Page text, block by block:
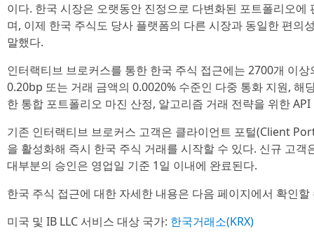
이다. 한국 시장은 오랫동안 진정으로 다변화된 포트폴리오
며, 이제 한국 주식도 당사 플랫폼의 다른 시장과 동일한 편의
말했다.
인터랙티브 브로커스를 통한 한국 주식 접근에는 2700개 이
0.20bp 또는 거래 금액의 0.0020% 수준인 다중 통화 지원, 해
한 통합 포트폴리오 마진 산정, 알고리즘 거래 전략을 위한
기존 인터랙티브 브로커스 고객은 클라이언트 포털(Client
을 활성화해 즉시 한국 주식 거래를 시작할 수 있다. 신규 고
대부분의 승인은 영업일 기준 1일 이내에 완료된다.
한국 주식 접근에 대한 자세한 내용은 다음 페이지에서 확인할
미국 및 IB LLC 서비스 대상 국가: 한국거래소(KRX)